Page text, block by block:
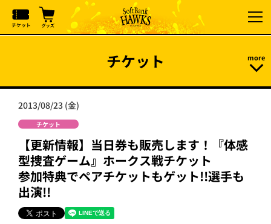
チケット
2013/08/23 (金)
チケット
【更新情報】当日券も販売します！『体感
型捜査ゲーム』ホークス戦チケット
参加特典でペアチケットもゲット!!選手も
出演!!